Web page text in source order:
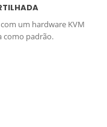
um hardware KVM
como padrão.